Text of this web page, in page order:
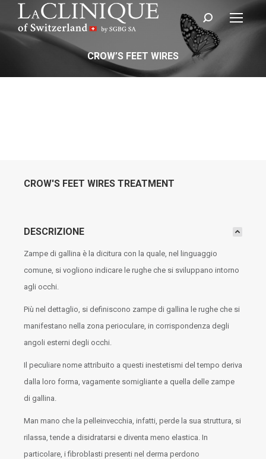
Cerca:
CROW’S FEET WIRES
CROW'S FEET WIRES TREATMENT
DESCRIZIONE
Zampe di gallina è la dicitura con la quale, nel linguaggio
comune, si vogliono indicare le rughe che si sviluppano intorno
agli occhi.
Più nel dettaglio, si definiscono zampe di gallina le rughe che si
manifestano nella zona perioculare, in corrispondenza degli
angoli esterni degli occhi.
Il peculiare nome attribuito a questi inestetismi del tempo deriva
dalla loro forma, vagamente somigliante a quella delle zampe
di gallina.
Man mano che la pelleinvecchia, infatti, perde la sua struttura, si
rilassa, tende a disidratarsi e diventa meno elastica. In
particolare, i fibroblasti presenti nel derma perdono